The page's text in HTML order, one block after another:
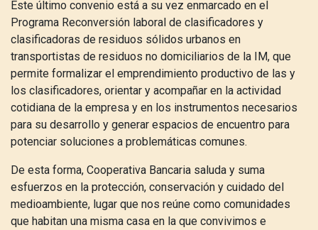
Este último convenio está a su vez enmarcado en el
Programa Reconversión laboral de clasificadores y
clasificadoras de residuos sólidos urbanos en
transportistas de residuos no domiciliarios de la IM, que
permite formalizar el emprendimiento productivo de las y
los clasificadores, orientar y acompañar en la actividad
cotidiana de la empresa y en los instrumentos necesarios
para su desarrollo y generar espacios de encuentro para
potenciar soluciones a problemáticas comunes.
De esta forma, Cooperativa Bancaria saluda y suma
esfuerzos en la protección, conservación y cuidado del
medioambiente, lugar que nos reúne como comunidades
que habitan una misma casa en la que convivimos e